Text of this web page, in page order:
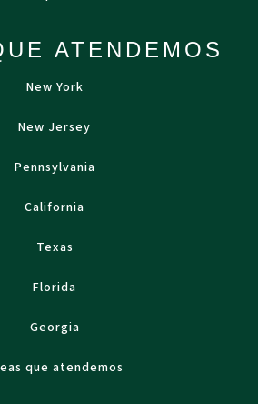
ATENDEMOS
New York
New Jersey
Pennsylvania
California
Texas
Florida
Georgia
que atendemos